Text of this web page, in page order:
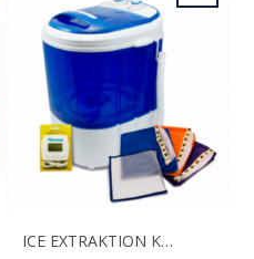
ICE EXTRAKTION KIT PURE FACTORY INKL. INDOOR SET